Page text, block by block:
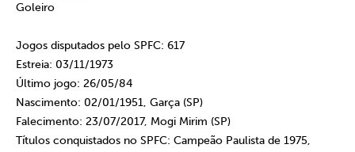
Goleiro
Jogos disputados pelo SPFC: 617
Estreia: 03/11/1973
Último jogo: 26/05/84
Nascimento: 02/01/1951, Garça (SP)
Falecimento: 23/07/2017, Mogi Mirim (SP)
Títulos conquistados no SPFC: Campeão Paulista de 1975,